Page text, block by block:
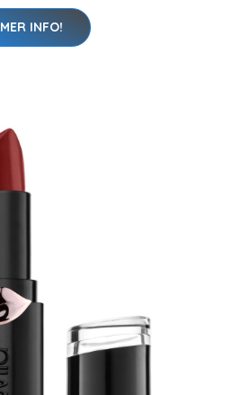
MER INFO!